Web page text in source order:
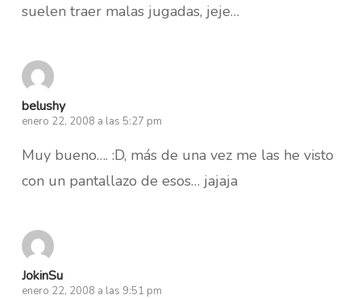
suelen traer malas jugadas, jeje…
belushy
enero 22, 2008 a las 5:27 pm
Muy bueno…. :D, más de una vez me las he visto
con un pantallazo de esos… jajaja
JokinSu
enero 22, 2008 a las 9:51 pm